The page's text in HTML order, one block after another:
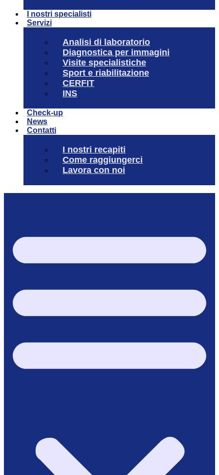
I nostri specialisti
Servizi
Analisi di laboratorio
Diagnostica per immagini
Visite specialistiche
Sport e riabilitazione
CERFIT
INS
Check-up
News
Contatti
I nostri recapiti
Come raggiungerci
Lavora con noi